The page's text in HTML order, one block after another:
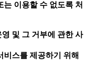
는 이용할 수 없도록 처
및 그 거부에 관한 사
스를 제공하기 위해